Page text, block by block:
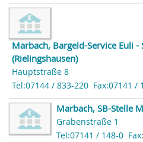
Marbach, Bargeld-Service Euli
(Rielingshausen)
Hauptstraße 8
Tel:07144 / 833-220 Fax:07141 /
Marbach, SB-Stelle
Grabenstraße 1
Tel:07141 / 148-0